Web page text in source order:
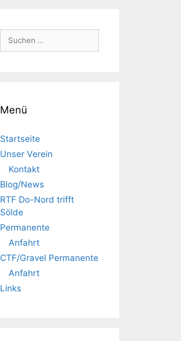
Suchen
Menü
Startseite
Unser Verein
Kontakt
Blog/News
RTF Do-Nord trifft
Sölde
Permanente
Anfahrt
CTF/Gravel Permanente
Anfahrt
Links